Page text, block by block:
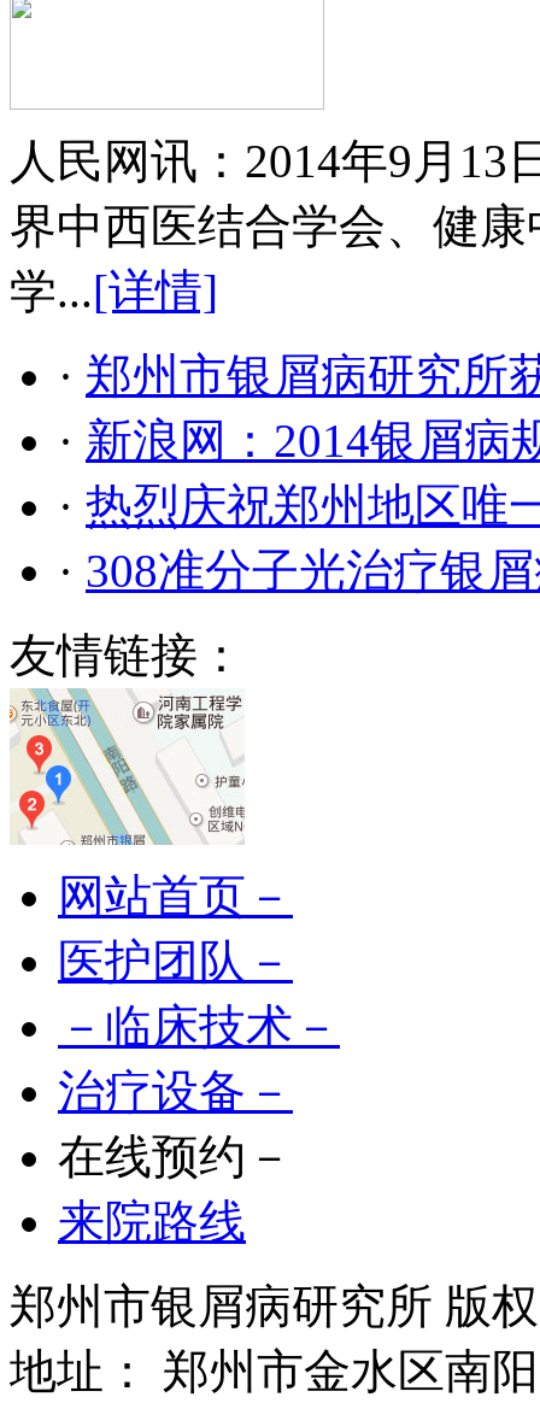
人民网讯：2014年9月
界中西医结合学会、健
学...[详情]
· 郑州市银屑病研究所
· 新浪网：2014银屑病
· 热烈庆祝郑州地区唯
· 308准分子光治疗银
友情链接：
网站首页－
医护团队－
－临床技术－
治疗设备－
在线预约－
来院路线
郑州市银屑病研究所 版
地址： 郑州市金水区南